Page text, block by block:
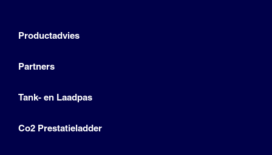
Productadvies
Partners
Tank- en Laadpas
Co2 Prestatieladder